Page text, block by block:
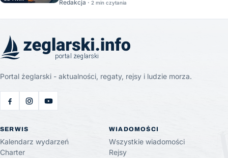
Redakcja · 2 min czytania
Portal żeglarski - aktualności, regaty, rejsy i ludzie morza.
SERWIS
Kalendarz wydarzeń
Charter
WIADOMOŚCI
Wszystkie wiadomości
Rejsy